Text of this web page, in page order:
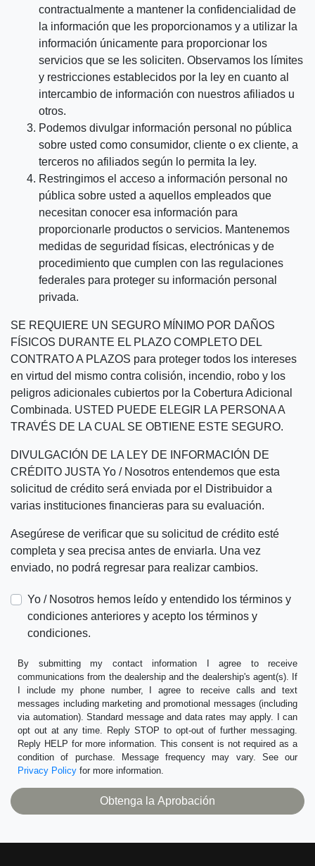
contractualmente a mantener la confidencialidad de
la información que les proporcionamos y a utilizar la
información únicamente para proporcionar los
servicios que se les soliciten. Observamos los límites
y restricciones establecidos por la ley en cuanto al
intercambio de información con nuestros afiliados u
otros.
Podemos divulgar información personal no pública
sobre usted como consumidor, cliente o ex cliente, a
terceros no afiliados según lo permita la ley.
Restringimos el acceso a información personal no
pública sobre usted a aquellos empleados que
necesitan conocer esa información para
proporcionarle productos o servicios. Mantenemos
medidas de seguridad físicas, electrónicas y de
procedimiento que cumplen con las regulaciones
federales para proteger su información personal
privada.
SE REQUIERE UN SEGURO MÍNIMO POR DAÑOS
FÍSICOS DURANTE EL PLAZO COMPLETO DEL
CONTRATO A PLAZOS para proteger todos los intereses
en virtud del mismo contra colisión, incendio, robo y los
peligros adicionales cubiertos por la Cobertura Adicional
Combinada. USTED PUEDE ELEGIR LA PERSONA A
TRAVÉS DE LA CUAL SE OBTIENE ESTE SEGURO.
DIVULGACIÓN DE LA LEY DE INFORMACIÓN DE
CRÉDITO JUSTA Yo / Nosotros entendemos que esta
solicitud de crédito será enviada por el Distribuidor a
varias instituciones financieras para su evaluación.
Asegúrese de verificar que su solicitud de crédito esté
completa y sea precisa antes de enviarla. Una vez
enviado, no podrá regresar para realizar cambios.
Yo / Nosotros hemos leído y entendido los términos y
condiciones anteriores y acepto los términos y
condiciones.
By submitting my contact information I agree to receive
communications from the dealership and the dealership's agent(s). If
I include my phone number, I agree to receive calls and text
messages including marketing and promotional messages (including
via automation). Standard message and data rates may apply. I can
opt out at any time. Reply STOP to opt-out of further messaging.
Reply HELP for more information. This consent is not required as a
condition of purchase. Message frequency may vary. See our
Privacy Policy for more information.